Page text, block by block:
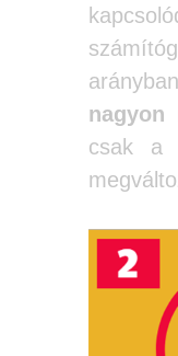
nagyon
csak a